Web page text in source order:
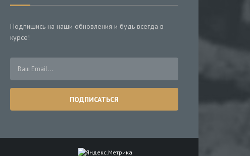
Подпишись на наши обновления и будь всегда в
курсе!